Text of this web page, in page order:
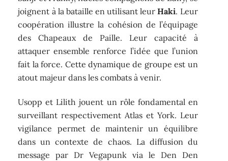
joignent à la bataille en utilisant leurHaki. Leur
coopération illustre la cohésion de l’équipage
des Chapeaux de Paille. Leur capacité à
attaquer ensemble renforce l’idée que l’union
fait la force. Cette dynamique de groupe est un
atout majeur dans les combats à venir.
Usopp et Lilith jouent un rôle fondamental en
surveillant respectivement Atlas et York. Leur
vigilance permet de maintenir un équilibre
dans un contexte de chaos. La diffusion du
message par Dr Vegapunk via le Den Den